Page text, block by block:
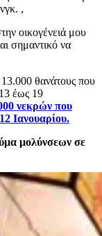
,
οικογένειά μου
σημαντικό να
θανάτους που
έως 19
νεκρών που
Ιανουαρίου.
μολύνσεων σε